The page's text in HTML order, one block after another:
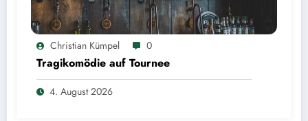
Christian Kümpel 0
Tragikomödie auf Tournee
4. August 2026